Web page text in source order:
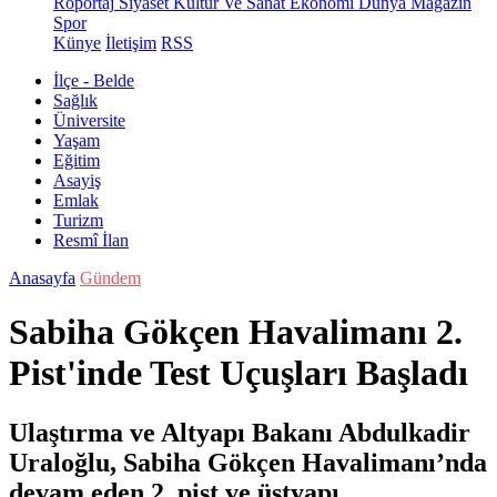
Spor
Künye İletişim RSS
İlçe - Belde
Sağlık
Üniversite
Yaşam
Eğitim
Asayiş
Emlak
Turizm
Resmî İlan
Anasayfa Gündem
Sabiha Gökçen Havalimanı 2.
Pist'inde Test Uçuşları Başladı
Ulaştırma ve Altyapı Bakanı Abdulkadir
Uraloğlu, Sabiha Gökçen Havalimanı’nda